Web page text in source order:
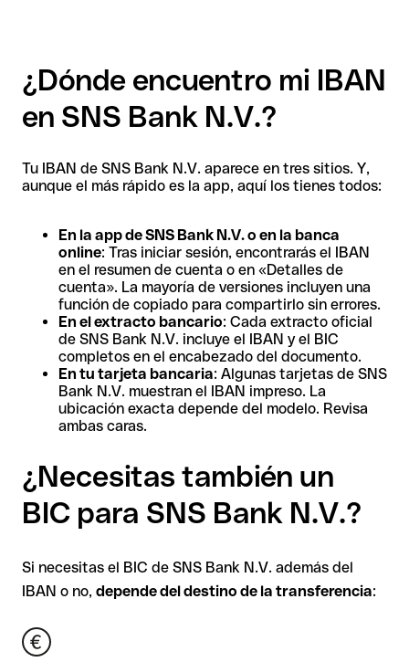
¿Dónde encuentro mi IBAN
en SNS Bank N.V.?
Tu IBAN de SNS Bank N.V. aparece en tres sitios. Y,
aunque el más rápido es la app, aquí los tienes todos:
En la app de SNS Bank N.V. o en la banca
online: Tras iniciar sesión, encontrarás el IBAN
en el resumen de cuenta o en «Detalles de
cuenta». La mayoría de versiones incluyen una
función de copiado para compartirlo sin errores.
En el extracto bancario: Cada extracto oficial
de SNS Bank N.V. incluye el IBAN y el BIC
completos en el encabezado del documento.
En tu tarjeta bancaria: Algunas tarjetas de SNS
Bank N.V. muestran el IBAN impreso. La
ubicación exacta depende del modelo. Revisa
ambas caras.
¿Necesitas también un
BIC para SNS Bank N.V.?
Si necesitas el BIC de SNS Bank N.V. además del
IBAN o no, depende del destino de la transferencia: